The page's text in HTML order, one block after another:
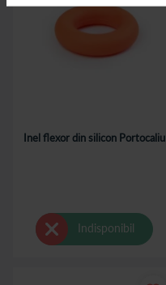
Inel flexor din silicon Portocaliu
Indisponibil